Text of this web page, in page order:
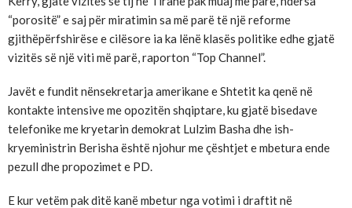
“porositë” e saj për miratimin sa më parë të një reforme
gjithëpërfshirëse e cilësore ia ka lënë klasës politike edhe gjatë
vizitës së një viti më parë, raporton “Top Channel”.
Javët e fundit nënsekretarja amerikane e Shtetit ka qenë në
kontakte intensive me opozitën shqiptare, ku gjatë bisedave
telefonike me kryetarin demokrat Lulzim Basha dhe ish-
kryeministrin Berisha është njohur me çështjet e mbetura ende
pezull dhe propozimet e PD.
E kur vetëm pak ditë kanë mbetur nga votimi i draftit në